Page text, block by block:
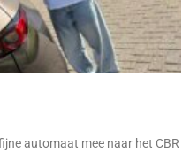
automaat mee naar het CBR